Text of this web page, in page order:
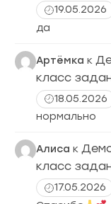
19.05.2026
да
Артёмка к
класс
18.05.2026
нормально
Алиса к
класс
17.05.2026